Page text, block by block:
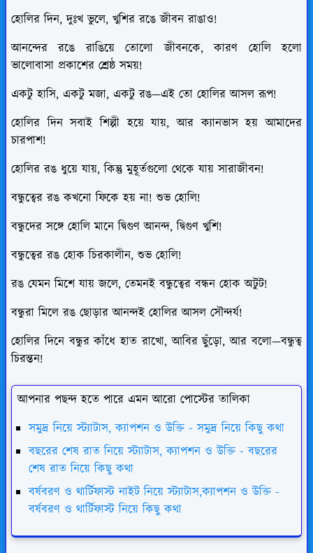
হোলির দিন, দুঃখ ভুলে, খুশির রঙে জীবন রাঙাও!
আনন্দের রঙে রাঙিয়ে তোলো জীবনকে, কারণ হোলি হলো
ভালোবাসা প্রকাশের শ্রেষ্ঠ সময়!
একটু হাসি, একটু মজা, একটু রঙ—এই তো হোলির আসল রূপ!
হোলির দিন সবাই শিল্পী হয়ে যায়, আর ক্যানভাস হয় আমাদের
চারপাশ!
হোলির রঙ ধুয়ে যায়, কিন্তু মুহূর্তগুলো থেকে যায় সারাজীবন!
বন্ধুত্বের রঙ কখনো ফিকে হয় না! শুভ হোলি!
বন্ধুদের সঙ্গে হোলি মানে দ্বিগুণ আনন্দ, দ্বিগুণ খুশি!
বন্ধুত্বের রঙ হোক চিরকালীন, শুভ হোলি!
রঙ যেমন মিশে যায় জলে, তেমনই বন্ধুত্বের বন্ধন হোক অটুট!
বন্ধুরা মিলে রঙ ছোড়ার আনন্দই হোলির আসল সৌন্দর্য!
হোলির দিনে বন্ধুর কাঁধে হাত রাখো, আবির ছুঁড়ো, আর বলো—বন্ধুত্ব
চিরন্তন!
আপনার পছন্দ হতে পারে এমন আরো পোস্টের তালিকা
সমুদ্র নিয়ে স্ট্যাটাস, ক্যাপশন ও উক্তি - সমুদ্র নিয়ে কিছু কথা
বছরের শেষ রাত নিয়ে স্ট্যাটাস, ক্যাপশন ও উক্তি - বছরের
শেষ রাত নিয়ে কিছু কথা
বর্ষবরণ ও থার্টিফাস্ট নাইট নিয়ে স্ট্যাটাস,ক্যাপশন ও উক্তি -
বর্ষবরণ ও থার্টিফাস্ট নিয়ে কিছু কথা